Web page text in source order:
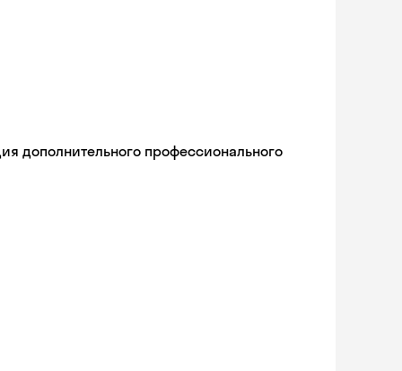
дополнительного профессионального